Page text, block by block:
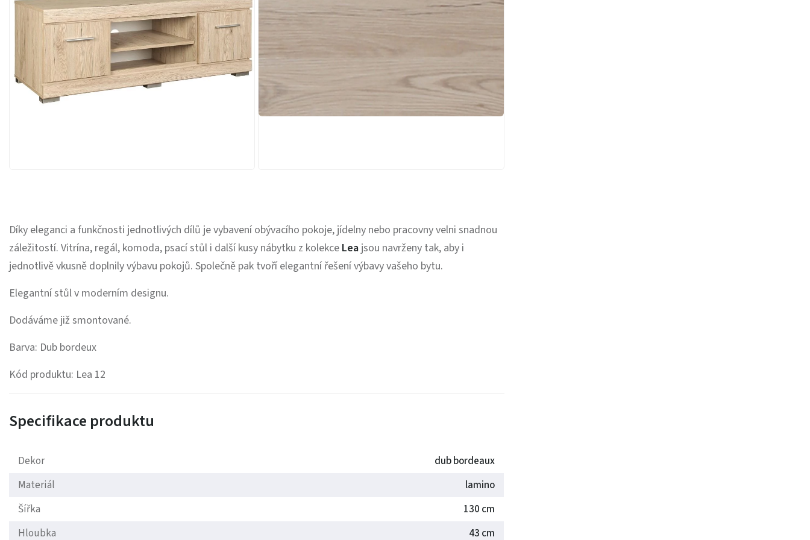
Díky eleganci a funkčnosti jednotlivých dílů je vybavení obývacího pokoje, jídelny nebo pracovny velni snadnou
záležitostí. Vitrína, regál, komoda, psací stůl i další kusy nábytku z kolekce Lea jsou navrženy tak, aby i
jednotlivě vkusně doplnily výbavu pokojů. Společně pak tvoří elegantní řešení výbavy vašeho bytu.
Elegantní stůl v moderním designu.
Dodáváme již smontované.
Barva: Dub bordeux
Kód produktu: Lea 12
Specifikace produktu
Dekor
dub bordeaux
Materiál
lamino
Šířka
130 cm
Hloubka
43 cm